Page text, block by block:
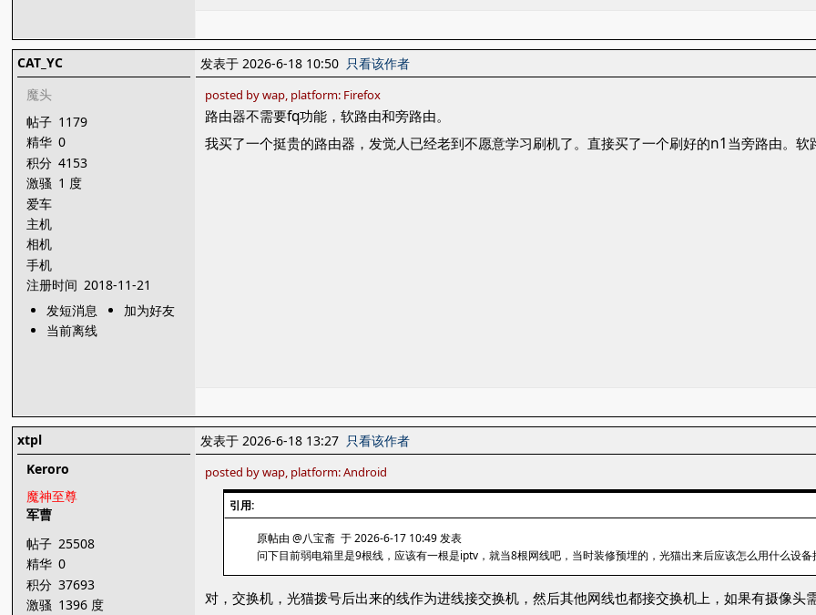
CAT_YC
魔头
帖子 1179
精华 0
积分 4153
激骚 1 度
爱车
主机
相机
手机
注册时间 2018-11-21
发短消息
加为好友
当前离线
发表于 2026-6-18 10:50 只看该作者
posted by wap, platform: Firefox
路由器不需要fq功能，软路由和旁路由。
我买了一个挺贵的路由器，发觉人已经老到不愿意学习刷机了。直接买了一个刷好的n1当旁路由。
xtpl
Keroro
魔神至尊
军曹
帖子 25508
精华 0
积分 37693
激骚 1396 度
发表于 2026-6-18 13:27 只看该作者
posted by wap, platform: Android
引用:
原帖由 @八宝斋 于 2026-6-17 10:49 发表
问下目前弱电箱里是9根线，应该有一根是iptv，就当8根网线吧，当时装修预埋的，光猫出来后应该怎么用什么设备
对，交换机，光猫拨号后出来的线作为进线接交换机，然后其他网线也都接交换机上，如果有摄像